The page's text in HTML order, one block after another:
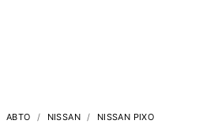
АВТО NISSAN NISSAN PIXO